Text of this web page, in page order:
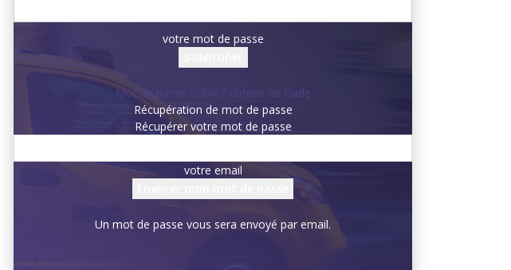
votre mot de passe
Mot de passe oublié? obtenir de l'aide
Récupération de mot de passe
Récupérer votre mot de passe
votre email
Un mot de passe vous sera envoyé par email.